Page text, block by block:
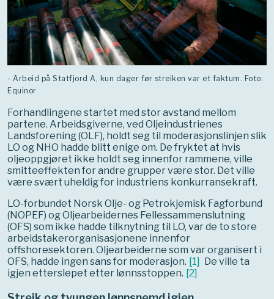
- Arbeid på Statfjord A, kun dager før streiken var et faktum. Foto:
Equinor
Forhandlingene startet med stor avstand mellom
partene. Arbeidsgiverne, ved Oljeindustrienes
Landsforening (OLF), holdt seg til moderasjonslinjen slik
LO og NHO hadde blitt enige om. De fryktet at hvis
oljeoppgjøret ikke holdt seg innenfor rammene, ville
smitteeffekten for andre grupper være stor. Det ville
være svært uheldig for industriens konkurransekraft.
LO-forbundet Norsk Olje- og Petrokjemisk Fagforbund
(NOPEF) og Oljearbeidernes Fellessammenslutning
(OFS) som ikke hadde tilknytning til LO, var de to store
arbeidstakerorganisasjonene innenfor
offshoresektoren. Oljearbeiderne som var organisert i
OFS, hadde ingen sans for moderasjon. [1] De ville ta
igjen etterslepet etter lønnsstoppen. [2]